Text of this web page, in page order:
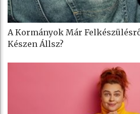
A Kormányok Már
Készen Állsz?